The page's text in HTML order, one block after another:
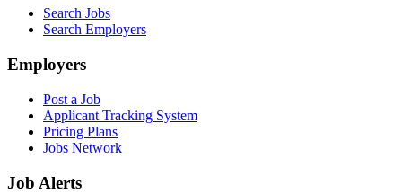
Search Jobs
Search Employers
Employers
Post a Job
Applicant Tracking System
Pricing Plans
Jobs Network
Job Alerts